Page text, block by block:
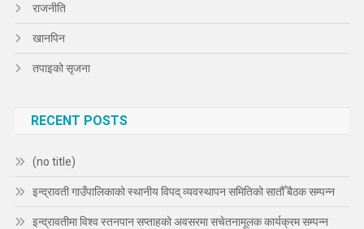
राजनीति
खानपिन
तपाइको सृजना
RECENT POSTS
(no title)
इन्द्रावती गाउँपालिकाको स्थानीय विपद् व्यवस्थापन समितिको सातौँ बैठक सम्पन्न
इन्द्रावतीमा विश्व स्तनपान सप्ताहको अवसरमा सचेतनामूलक कार्यक्रम सम्पन्न